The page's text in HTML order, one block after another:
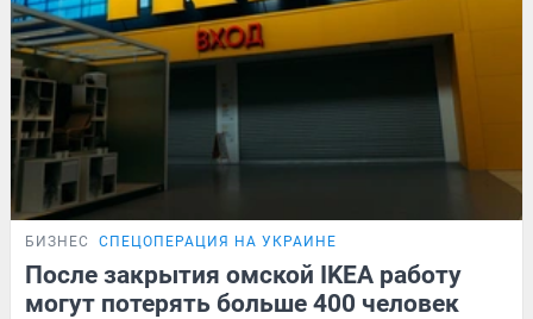
БИЗНЕС СПЕЦОПЕРАЦИЯ НА УКРАИНЕ
После закрытия омской IKEA работу
могут потерять больше 400 человек